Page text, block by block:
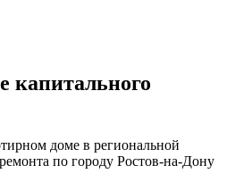
капитального
доме в региональной
по городу Ростов-на-Дону